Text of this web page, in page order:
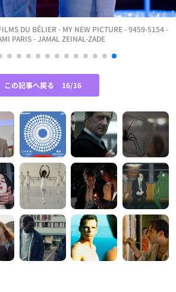
DU BÉLIER - MY NEW PICTURE - 9459-5154 -
PARIS - JAMAL ZEINAL-ZADE
この記事へ戻る 16/16